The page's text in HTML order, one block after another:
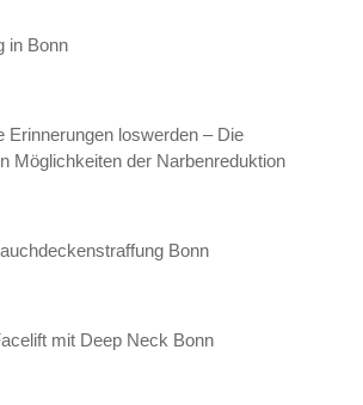
in Bonn
Erinnerungen loswerden – Die
Möglichkeiten der Narbenreduktion
Bonn
mit Deep Neck Bonn